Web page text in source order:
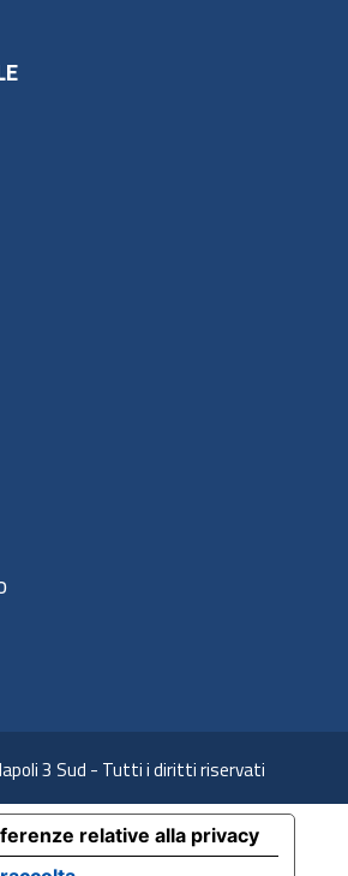
3 Sud - Tutti i diritti riservati
relative alla privacy